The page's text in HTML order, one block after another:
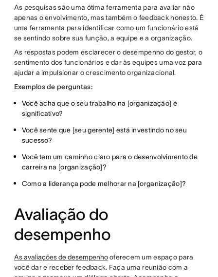
As pesquisas são uma ótima ferramenta para avaliar não
apenas o envolvimento, mas também o feedback honesto. É
uma ferramenta para identificar como um funcionário está
se sentindo sobre sua função, a equipe e a organização.
As respostas podem esclarecer o desempenho do gestor, o
sentimento dos funcionários e dar às equipes uma voz para
ajudar a impulsionar o crescimento organizacional.
Exemplos de perguntas:
Você acha que o seu trabalho na [organização] é
significativo?
Você sente que [seu gerente] está investindo no seu
sucesso?
Você tem um caminho claro para o desenvolvimento de
carreira na [organização]?
Como a liderança pode melhorar na [organização]?
Avaliação do
desempenho
As avaliações de desempenhooferecem um espaço para
você dar e receber feedback. Faça uma reunião com a